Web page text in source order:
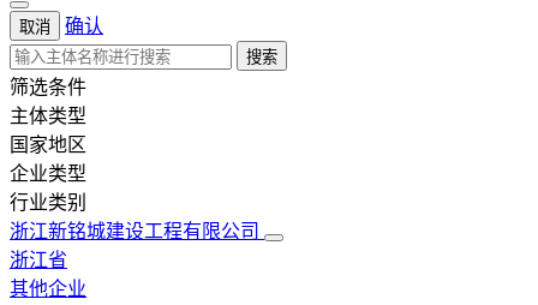
取消 确认
搜索
筛选条件
主体类型
国家地区
企业类型
行业类别
浙江新铭城建设工程有限公司
浙江省
其他企业